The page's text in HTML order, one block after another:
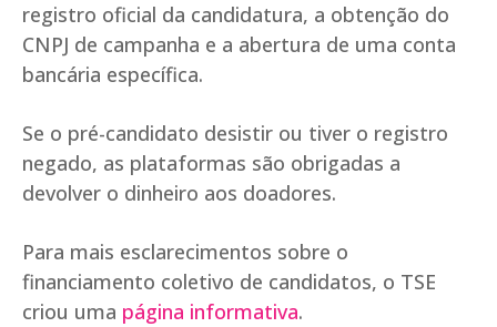
registro oficial da candidatura, a obtenção do
CNPJ de campanha e a abertura de uma conta
bancária específica.
Se o pré-candidato desistir ou tiver o registro
negado, as plataformas são obrigadas a
devolver o dinheiro aos doadores.
Para mais esclarecimentos sobre o
financiamento coletivo de candidatos, o TSE
criou uma página informativa.